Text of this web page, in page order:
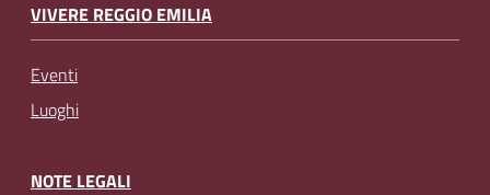
VIVERE REGGIO EMILIA
Eventi
Luoghi
NOTE LEGALI